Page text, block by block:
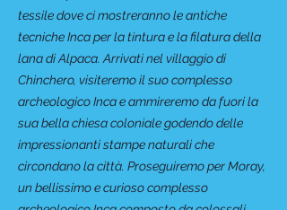
tessile dove ci mostreranno le antiche
tecniche Inca per la tintura e la filatura della
lana di Alpaca. Arrivati nel villaggio di
Chinchero, visiteremo il suo complesso
archeologico Inca e ammireremo da fuori la
sua bella chiesa coloniale godendo delle
impressionanti stampe naturali che
circondano la città. Proseguiremo per Moray,
un bellissimo e curioso complesso